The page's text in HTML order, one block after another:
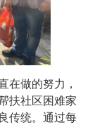
在做的努力，
扶社区困难家
传统。通过每